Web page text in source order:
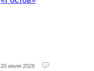
20 июля 2026